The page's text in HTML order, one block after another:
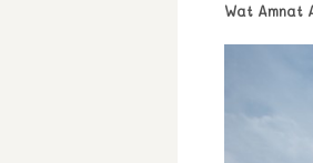
Wat Amnat